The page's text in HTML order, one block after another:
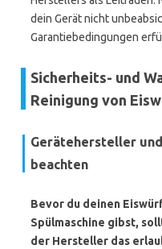
dein Gerät nicht
Garantiebedingungen
Sicherheits- und
Reinigung von
Gerätehersteller
beachten
Bevor du deinen
Spülmaschine gibst,
der Hersteller das